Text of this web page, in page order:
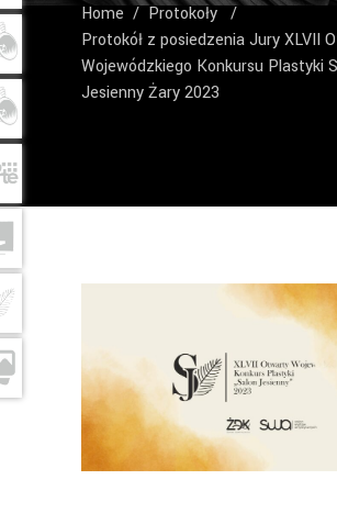
Home/Protokoły/
Protokół z posiedzenia Jury XLVII
Wojewódzkiego Konkursu Plastyki
Jesienny Żary 2023